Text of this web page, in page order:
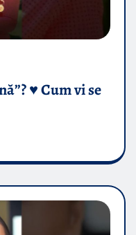
♥️ Cum vi se